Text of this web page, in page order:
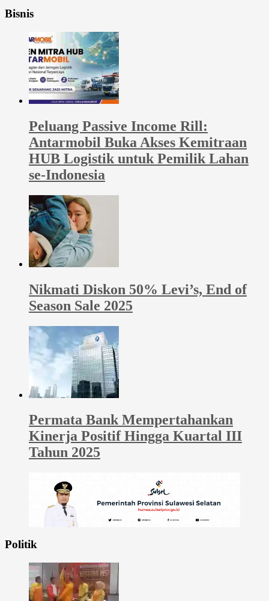
Bisnis
Peluang Passive Income Rill:
Antarmobil Buka Akses Kemitraan
HUB Logistik untuk Pemilik Lahan
se-Indonesia
Nikmati Diskon 50% Levi’s, End of
Season Sale 2025
Permata Bank Mempertahankan
Kinerja Positif Hingga Kuartal III
Tahun 2025
Politik